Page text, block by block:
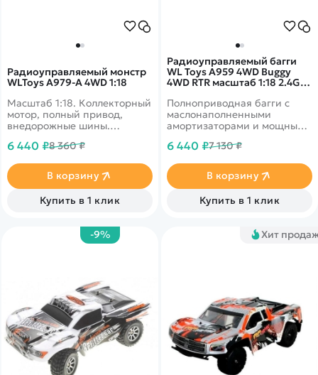
Радиоуправляемый монстр
WLToys A979-A 4WD 1:18
Масштаб 1:18. Коллекторный
мотор, полный привод,
внедорожные шины.
работы 10-15 минут,
6 440 ₽8 360 ₽
В корзину
Купить в 1 клик
Радиоуправляемый багги
WL Toys A959 4WD Buggy
4WD RTR масштаб 1:18 2.4G -
Полноприводная багги с
маслонаполненными
амортизаторами и мощным
электродвигателем
6 440 ₽7 130 ₽
В корзину
Купить в 1 клик
-9% Хит